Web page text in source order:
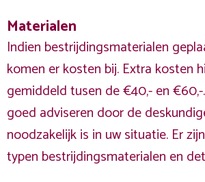
Materialen
Indien bestrijdingsmaterialen
komen er kosten bij. Extra kosten
gemiddeld tusen de €40,- en
goed adviseren door de
noodzakelijk is in uw situatie. Er
typen bestrijdingsmaterialen en